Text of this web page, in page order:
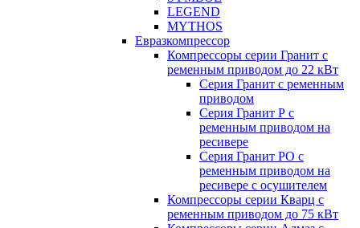
LEGEND
MYTHOS
Евразкомпрессор
Компрессоры серии Гранит с
ременным приводом до 22 кВт
Серия Гранит с ременным
приводом
Серия Гранит Р с
ременным приводом на
ресивере
Серия Гранит РО с
ременным приводом на
ресивере с осушителем
Компрессоры серии Кварц с
ременным приводом до 75 кВт